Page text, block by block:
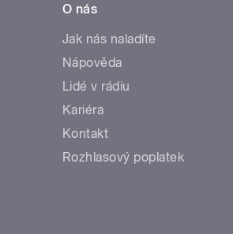
O nás
Jak nás naladíte
Nápověda
Lidé v rádiu
Kariéra
Kontakt
Rozhlasový poplatek